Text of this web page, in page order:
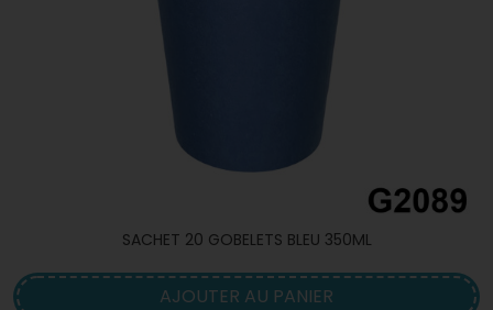
SACHET 20 GOBELETS BLEU 350ML
AJOUTER AU PANIER